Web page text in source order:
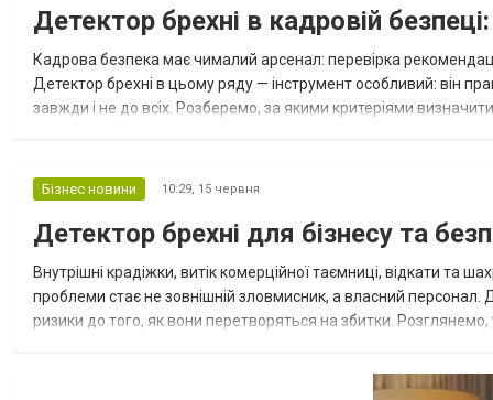
Детектор брехні в кадровій
Кадрова безпека має чималий арсенал: перевірка
Детектор брехні в цьому ряду — інструмент особливий: він
завжди і не до всіх. Розберемо, за якими критеріями
Бізнес новини 10:29, 15 червня
Детектор брехні для бізнесу та
Внутрішні крадіжки, витік комерційної таємниці, відкати
проблеми стає не зовнішній зловмисник, а власний персонал.
ризики до того, як вони перетворяться на збитки. Розглянемо,